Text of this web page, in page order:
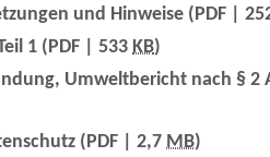
und Hinweise (PDF |
1 (PDF | 533 KB)
Umweltbericht nach § 2
(PDF | 2,7 MB)